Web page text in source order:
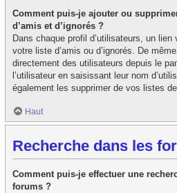
Comment puis-je ajouter ou
d’amis et d’ignorés ?
Dans chaque profil d’utilisateurs, un
votre liste d’amis ou d’ignorés. De
directement des utilisateurs depuis le
l’utilisateur en saisissant leur nom
également les supprimer de vos listes
Haut
Recherche dans les
Comment puis-je effectuer une
forums ?